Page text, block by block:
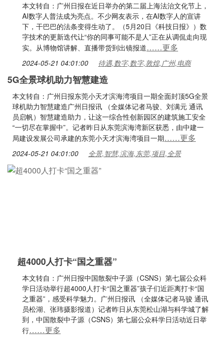
本文转自：广州日报在近日举办的第二届上海法治文化节上，
AI数字人普法成为亮点。不少网友表示，在AI数字人的宣讲
下，干巴巴的法条变得生动了。（5月20日《科技日报》）数
字技术的更新迭代让“你的同事可能不是人”正在从调侃走向现
实。从博物馆讲解、直播带货到出镜报道……更多
2024-05-21 04:01:00 待遇,数字,数字,敦煌,广州,电商
5G全景球机助力智慧建造
本文转自：广州日报东莞小天才滨海湾项目一期全面封顶5G全景
球机助力智慧建造广州日报讯 （全媒体记者马骏、刘满元 通讯
员启帆）智慧建造助力，让这一综合性创新园区的建筑施工安全
“一切尽在掌握中”。记者昨日从东莞滨海湾新区获悉，由中建一
局建设发展公司承建的东莞小天才滨海湾项目一期……更多
2024-05-21 04:01:00 全景,智慧,滨海,东莞,项目,全景
超4000人打卡“国之重器”
本文转自：广州日报中国散裂中子源（CSNS）第七届公众科
学日活动举行超4000人打卡“国之重器”孩子们近距离打卡“国
之重器”，感受科学魅力。广州日报讯 （全媒体记者马骏 通讯
员松湖、张玮摄影报道）记者昨日从东莞松山湖与科学城了解
到，中国散裂中子源（CSNS）第七届公众科学日活动近日举
行……更多